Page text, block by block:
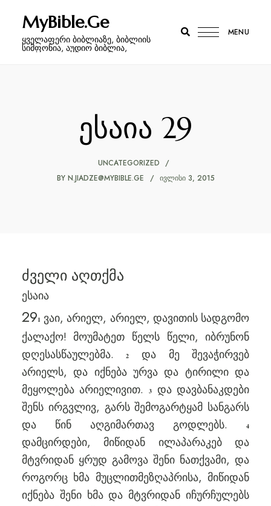
MyBible.Ge
ყველაფერი ბიბლიაზე, ბიბლიის
სიმფონია, აუდიო ბიბლია,
MENU
ესაია 29
UNCATEGORIZED
BY N.JIADZE@MYBIBLE.GE ᲘᲕᲚᲘᲡᲘ 3, 2015
ძველი აღთქმა
ესაია
291 ვაი, არიელ, არიელ, დავითის სადგომო
ქალაქო! მოუმატეთ წელს წელი, იბრუნონ
დღესასწაულებმა.2
და მე შევაჭირვებ
არიელს, და იქნება ურვა და ტირილი და
მეყოლება არიელივით.
3
და დავბანაკდები
შენს ირგვლივ, გარს შემოგარტყამ სანგარს
და წინ აღგიმართავ გოდლებს.4
დამცირდები, მიწიდან ილაპარაკებ და
მტვრიდან ყრუდ გამოვა შენი ნათქვამი, და
როგორც ხმა მუცლითმეზღაპრისა, მიწიდან
იქნება შენი ხმა და მტვრიდან იჩურჩულებს